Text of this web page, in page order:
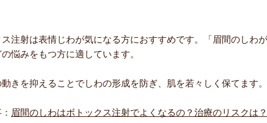
注射は表情じわが気になる方におすすめです。「眉間のし
悩みをもつ方に適しています。
きを抑えることでしわの形成を防ぎ、肌を若々しく保てます
眉間のしわはボトックス注射でよくなるの？治療のリスクは？